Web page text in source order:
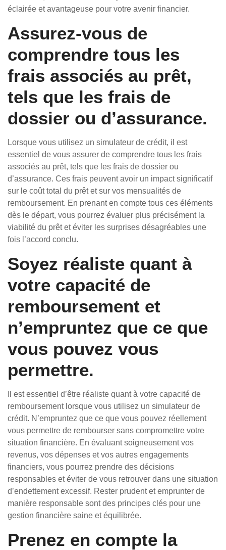
éclairée et avantageuse pour votre avenir financier.
Assurez-vous de
comprendre tous les
frais associés au prêt,
tels que les frais de
dossier ou d’assurance.
Lorsque vous utilisez un simulateur de crédit, il est
essentiel de vous assurer de comprendre tous les frais
associés au prêt, tels que les frais de dossier ou
d’assurance. Ces frais peuvent avoir un impact significatif
sur le coût total du prêt et sur vos mensualités de
remboursement. En prenant en compte tous ces éléments
dès le départ, vous pourrez évaluer plus précisément la
viabilité du prêt et éviter les surprises désagréables une
fois l’accord conclu.
Soyez réaliste quant à
votre capacité de
remboursement et
n’empruntez que ce que
vous pouvez vous
permettre.
Il est essentiel d’être réaliste quant à votre capacité de
remboursement lorsque vous utilisez un simulateur de
crédit. N’empruntez que ce que vous pouvez réellement
vous permettre de rembourser sans compromettre votre
situation financière. En évaluant soigneusement vos
revenus, vos dépenses et vos autres engagements
financiers, vous pourrez prendre des décisions
responsables et éviter de vous retrouver dans une situation
d’endettement excessif. Rester prudent et emprunter de
manière responsable sont des principes clés pour une
gestion financière saine et équilibrée.
Prenez en compte la